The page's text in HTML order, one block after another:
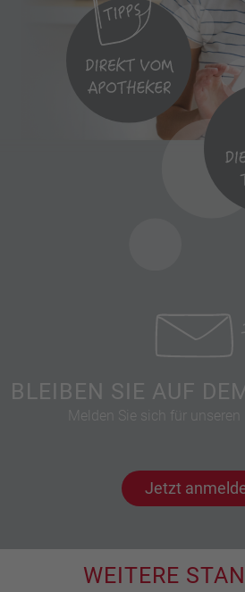
BLEIBEN SIE AUF
Melden Sie sich für unseren
Jetzt
WEITERE